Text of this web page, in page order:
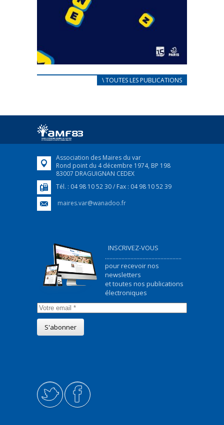
CARNET D’ACCUEIL
Afin d’accompagner au mieux les réfugiés
FEUILLETER
\ TOUTES LES PUBLICATIONS
Association des Maires du var
Rond point du 4 décembre 1974, BP 198
83007 DRAGUIGNAN CEDEX
Tél. : 04 98 10 52 30 / Fax : 04 98 10 52 39
maires.var@wanadoo.fr
INSCRIVEZ-VOUS
...................................................
pour recevoir nos
newsletters
et toutes nos publications
électroniques